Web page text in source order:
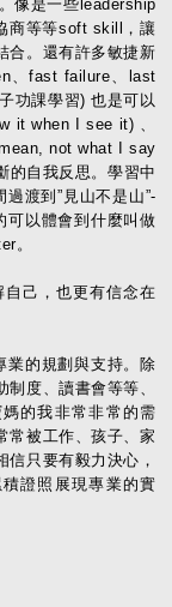
像是一些leadership
商等等soft skill，讓
合。還有許多敏捷新
、fast failure、last
功課學習) 也是可以
it when I see it) 、
not what I say
的自我反思。學習中
渡到”見山不是山”-
可以體會到什麼叫做
。
己，也更有信念在
業的規劃與支持。除
度、讀書會等等、
的我非常非常的需
常被工作、孩子、家
只要有毅力決心，
證照展現專業的實